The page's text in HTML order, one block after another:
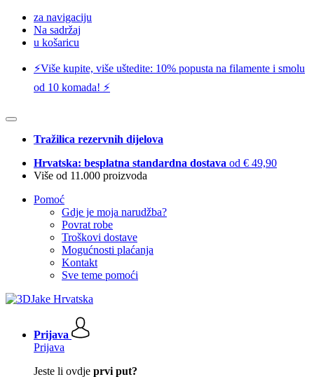
za navigaciju
Na sadržaj
u košaricu
⚡️Više kupite, više uštedite: 10% popusta na filamente i smolu
od 10 komada! ⚡️
Tražilica rezervnih dijelova
Hrvatska: besplatna standardna dostava od € 49,90
Više od 11.000 proizvoda
Pomoć
Gdje je moja narudžba?
Povrat robe
Troškovi dostave
Mogućnosti plaćanja
Kontakt
Sve teme pomoći
Prijava
Prijava
Jeste li ovdje prvi put?